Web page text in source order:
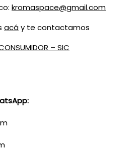
kromaspace@gmail.com
acáy te contactamos
– SIC